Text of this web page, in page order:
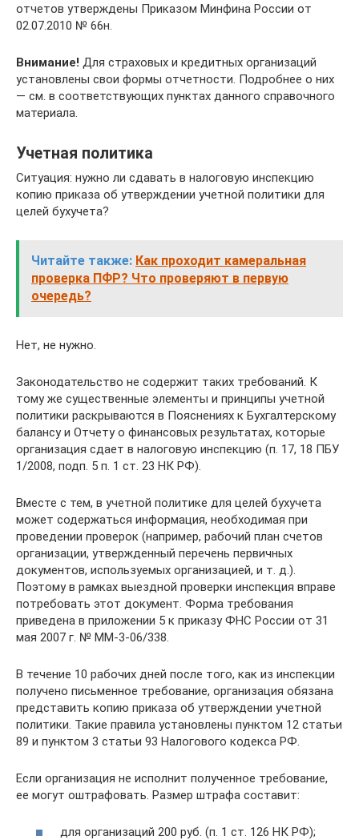
отчетов утверждены Приказом Минфина России от
02.07.2010 № 66н.
Внимание! Для страховых и кредитных организаций
установлены свои формы отчетности. Подробнее о них
— см. в соответствующих пунктах данного справочного
материала.
Учетная политика
Ситуация: нужно ли сдавать в налоговую инспекцию
копию приказа об утверждении учетной политики для
целей бухучета?
Читайте также: Как проходит камеральная
проверка ПФР? Что проверяют в первую
очередь?
Нет, не нужно.
Законодательство не содержит таких требований. К
тому же существенные элементы и принципы учетной
политики раскрываются в Пояснениях к Бухгалтерскому
балансу и Отчету о финансовых результатах, которые
организация сдает в налоговую инспекцию (п. 17, 18 ПБУ
1/2008, подп. 5 п. 1 ст. 23 НК РФ).
Вместе с тем, в учетной политике для целей бухучета
может содержаться информация, необходимая при
проведении проверок (например, рабочий план счетов
организации, утвержденный перечень первичных
документов, используемых организацией, и т. д.).
Поэтому в рамках выездной проверки инспекция вправе
потребовать этот документ. Форма требования
приведена в приложении 5 к приказу ФНС России от 31
мая 2007 г. № ММ-3-06/338.
В течение 10 рабочих дней после того, как из инспекции
получено письменное требование, организация обязана
представить копию приказа об утверждении учетной
политики. Такие правила установлены пунктом 12 статьи
89 и пунктом 3 статьи 93 Налогового кодекса РФ.
Если организация не исполнит полученное требование,
ее могут оштрафовать. Размер штрафа составит:
для организаций 200 руб. (п. 1 ст. 126 НК РФ);